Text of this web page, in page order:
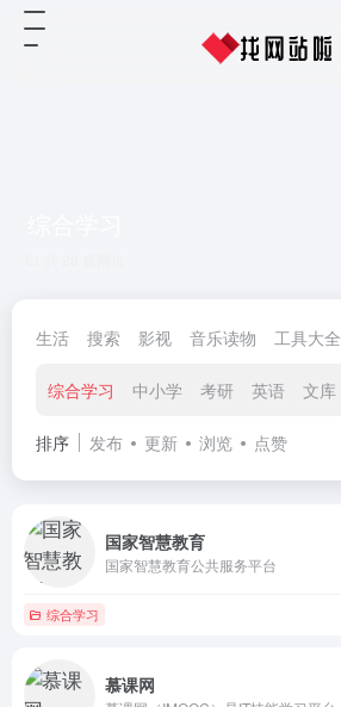
生活 搜索 影视 音乐读物 工具大全
综合学习 中小学 考研 英语 文库
排序 发布 更新 浏览 点赞
国家智慧教育
国家智慧教育公共服务平台
综合学习
慕课网